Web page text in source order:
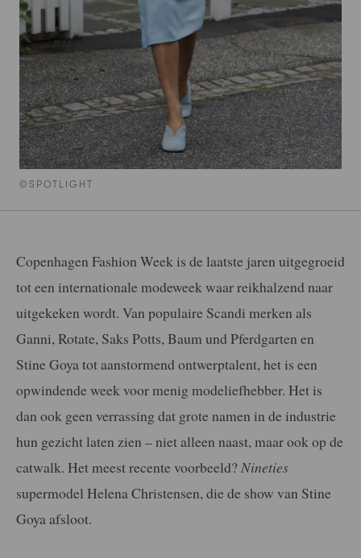
©SPOTLIGHT
Copenhagen Fashion Week is de laatste jaren uitgegroeid
tot een internationale modeweek waar reikhalzend naar
uitgekeken wordt. Van populaire Scandi merken als
Ganni, Rotate, Saks Potts, Baum und Pferdgarten en
Stine Goya tot aanstormend ontwerptalent, het is een
opwindende week voor menig modeliefhebber. Het is
dan ook geen verrassing dat grote namen in de industrie
hun gezicht laten zien – niet alleen naast, maar ook op de
catwalk. Het meest recente voorbeeld? Nineties
supermodel Helena Christensen, die de show van Stine
Goya afsloot.